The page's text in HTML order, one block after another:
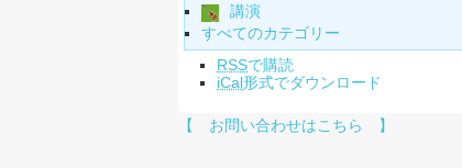
講演
すべてのカテゴリー
RSSで購読
iCal形式でダウンロード
【 お問い合わせはこちら 】